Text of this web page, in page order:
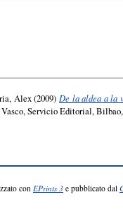
Alex(2009) De la aldea a la
Servicio Editorial,
con EPrints 3 e pubblicato dal